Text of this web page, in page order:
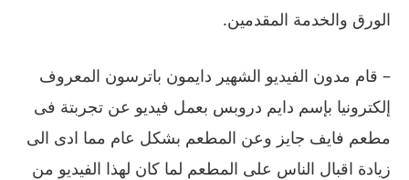
الورق والخدمة المقدمين.
– قام مدون الفيديو الشهير دايمون باترسون المعروف
إلكترونيا بإسم دايم دروبس بعمل فيديو عن تجربتة فى
مطعم فايف جايز وعن المطعم بشكل عام مما ادى الى
زيادة اقبال الناس على المطعم لما كان لهذا الفيديو من